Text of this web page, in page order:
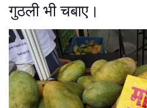
गुठली भी चबाए।